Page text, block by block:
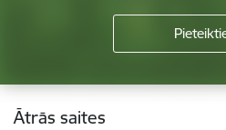
Kājene
Ātrās saites